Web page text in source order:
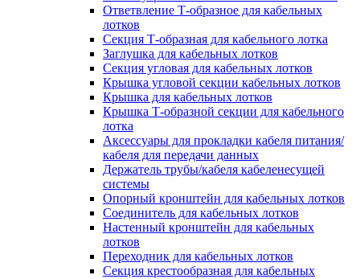
Ответвление Т-образное для кабельных
лотков
Секция Т-образная для кабельного лотка
Заглушка для кабельных лотков
Секция угловая для кабельных лотков
Крышка угловой секции кабельных лотков
Крышка для кабельных лотков
Крышка Т-образной секции для кабельного
лотка
Аксессуары для прокладки кабеля питания/
кабеля для передачи данных
Держатель трубы/кабеля кабеленесущей
системы
Опорный кронштейн для кабельных лотков
Соединитель для кабельных лотков
Настенный кронштейн для кабельных
лотков
Переходник для кабельных лотков
Секция крестообразная для кабельных